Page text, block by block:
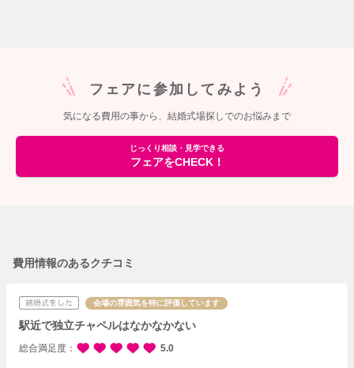
フェアに参加してみよう
気になる費用の事から、結婚式場探しでのお悩みまで
じっくり相談・見学できる
フェアをCHECK！
費用情報のあるクチコミ
会場の雰囲気を特に評価しています
駅近で独立チャペルはなかなかない
総合満足度 5.0